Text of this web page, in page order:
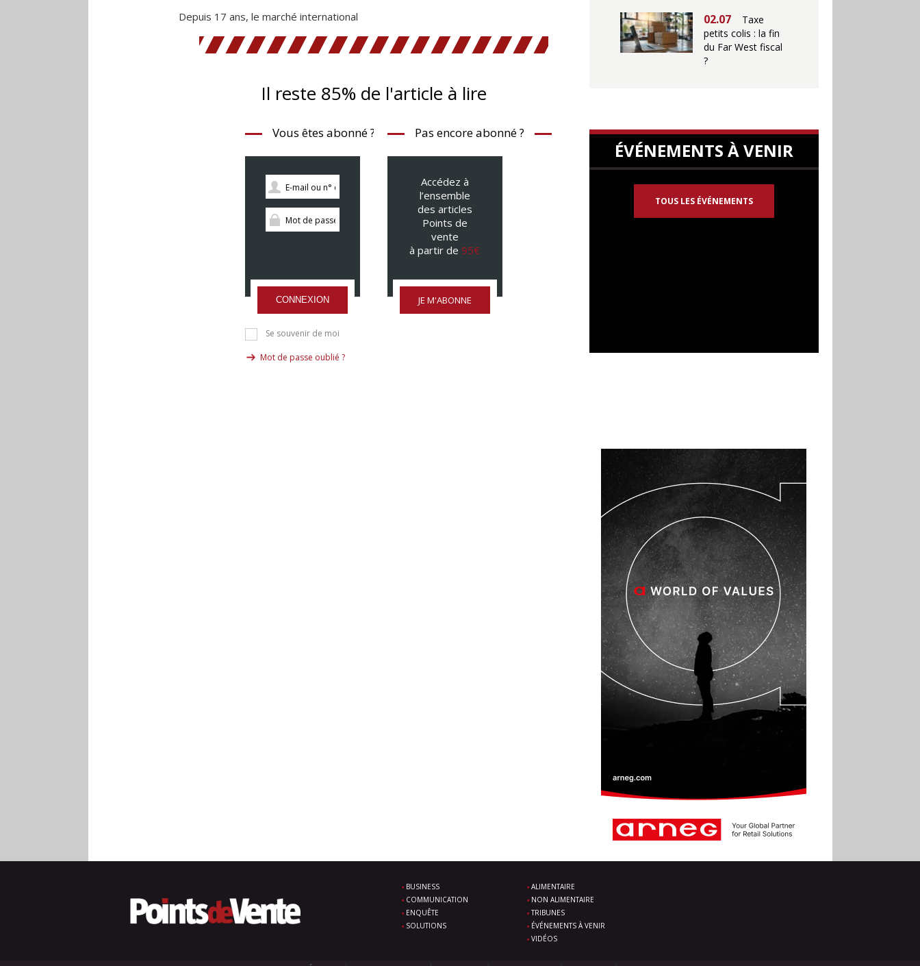
Depuis 17 ans, le marché international
Il reste 85% de l'article à lire
Vous êtes abonné ?
CONNEXION
Se souvenir de moi
Mot de passe oublié ?
Pas encore abonné ?
Accédez à
l’ensemble
des articles
Points de
vente
à partir de 95€
JE M'ABONNE
02.07
Taxe
petits colis : la fin
du Far West fiscal
?
ÉVÉNEMENTS À VENIR
TOUS LES ÉVÉNEMENTS
BUSINESS
COMMUNICATION
ENQUÊTE
SOLUTIONS
ALIMENTAIRE
NON ALIMENTAIRE
TRIBUNES
ÉVÉNEMENTS À VENIR
VIDÉOS